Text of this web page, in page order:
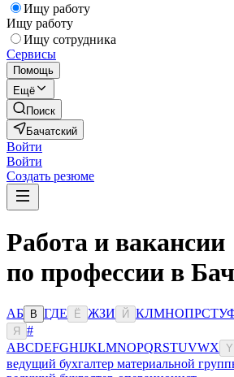
Ищу работу
Ищу работу
Ищу сотрудника
Сервисы
Помощь
Ещё
Поиск
Бачатский
Войти
Войти
Создать резюме
Работа и вакансии
по профессии в
АБ В ГДЕ Ё ЖЗИ Й КЛМНОПРСТУ
Я
#
ABCDEFGHIJKLMNOPQRSTUVWX Y
ведущий бухгалтер материальной